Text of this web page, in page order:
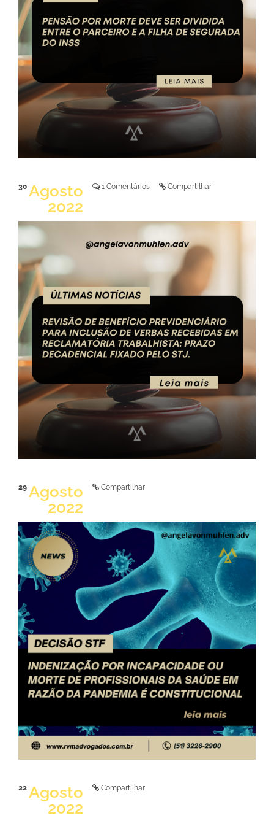
30 Agosto
2022
1 Comentários Compartilhar
LER NOTÍCIA
29 Agosto
2022
Compartilhar
LER NOTÍCIA
22 Agosto
2022
Compartilhar